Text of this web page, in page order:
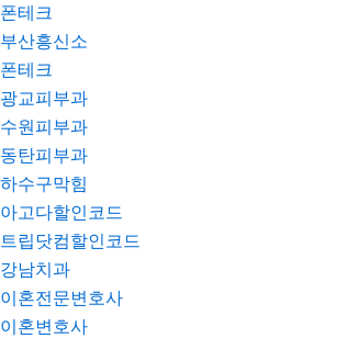
폰테크
부산흥신소
폰테크
광교피부과
수원피부과
동탄피부과
하수구막힘
아고다할인코드
트립닷컴할인코드
강남치과
이혼전문변호사
이혼변호사